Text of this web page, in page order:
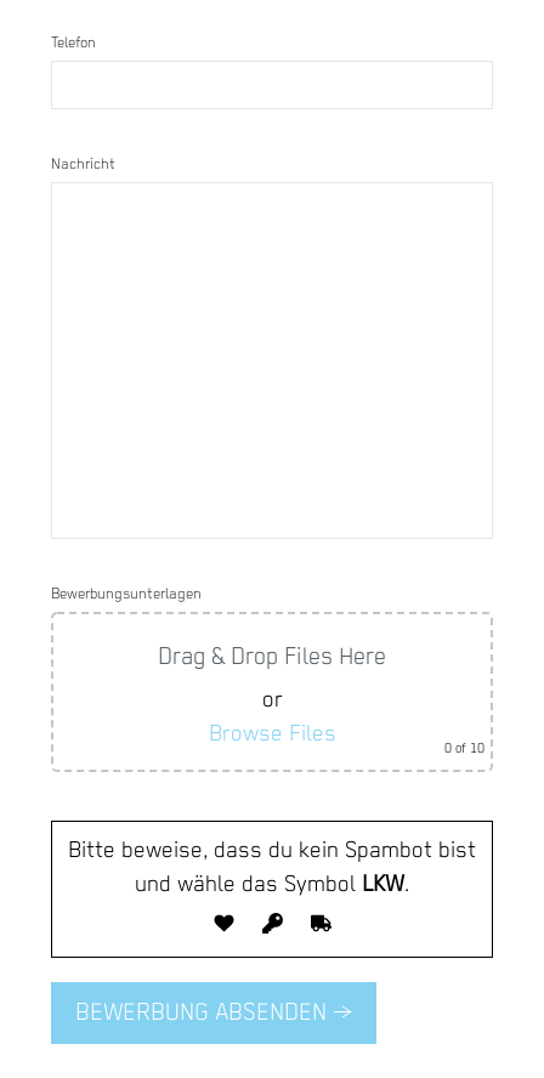
Telefon
Nachricht
Bewerbungsunterlagen
Drag & Drop Files Here
or
Browse Files
0of 10
Bitte beweise, dass du kein Spambot bist
und wähle das Symbol LKW.